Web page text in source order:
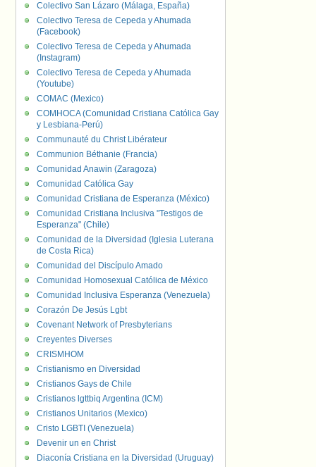
Colectivo San Lázaro (Málaga, España)
Colectivo Teresa de Cepeda y Ahumada
(Facebook)
Colectivo Teresa de Cepeda y Ahumada
(Instagram)
Colectivo Teresa de Cepeda y Ahumada
(Youtube)
COMAC (Mexico)
COMHOCA (Comunidad Cristiana Católica Gay
y Lesbiana-Perú)
Communauté du Christ Libérateur
Communion Béthanie (Francia)
Comunidad Anawin (Zaragoza)
Comunidad Católica Gay
Comunidad Cristiana de Esperanza (México)
Comunidad Cristiana Inclusiva "Testigos de
Esperanza" (Chile)
Comunidad de la Diversidad (Iglesia Luterana
de Costa Rica)
Comunidad del Discípulo Amado
Comunidad Homosexual Católica de México
Comunidad Inclusiva Esperanza (Venezuela)
Corazón De Jesús Lgbt
Covenant Network of Presbyterians
Creyentes Diverses
CRISMHOM
Cristianismo en Diversidad
Cristianos Gays de Chile
Cristianos lgttbiq Argentina (ICM)
Cristianos Unitarios (Mexico)
Cristo LGBTI (Venezuela)
Devenir un en Christ
Diaconía Cristiana en la Diversidad (Uruguay)